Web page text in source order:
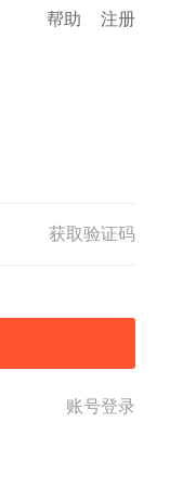
帮助 注册
获取验证码
账号登录